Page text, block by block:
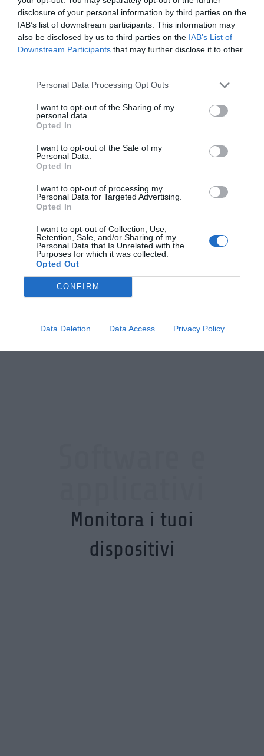
disclosure of your personal information by third parties on the
IAB’s list of downstream participants. This information may
also be disclosed by us to third parties on the IAB’s List of
Downstream Participants that may further disclose it to other
Personal Data Processing Opt Outs
I want to opt-out of the Sharing of my
personal data.
Opted In
I want to opt-out of the Sale of my
Personal Data.
Opted In
I want to opt-out of processing my
Personal Data for Targeted Advertising.
Opted In
I want to opt-out of Collection, Use,
Retention, Sale, and/or Sharing of my
Personal Data that Is Unrelated with the
Purposes for which it was collected.
Opted Out
CONFIRM
Data Deletion Data Access Privacy Policy
Blue Rec
Gamma Wily Rec Vox
Videocamere
Chase Cam
NasCam
Monitora i tuoi
dispositivi